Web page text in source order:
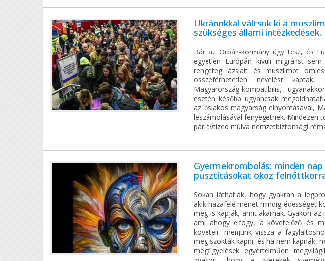
Ukránokkal váltsuk ki a
szükséges állami intézkedések.
Bár az Orbán-kormány úgy tesz, és
egyetlen Európán kívüli migránst
rengeteg ázsiait és muszlimot
összeférhetetlen nevelést
Magyarország-kompatibilis,
esetén később ugyancsak
az őslakos magyarság elnyomásával,
leszámolásával fenyegetnek. Mindezen
pár évtized múlva nemzetbiztonsági
Gyermekrombolás: minden
pusztításokat okoz
Sokan láthatják, hogy gyakran a
akik hazafelé menet mindig édességet
meg is kapják, amit akarnak. Gyakori
ami ahogy elfogy, a követelőző és
követeli, menjünk vissza a
meg szokták kapni, és ha nem kapnák,
megfigyelések egyértelműen